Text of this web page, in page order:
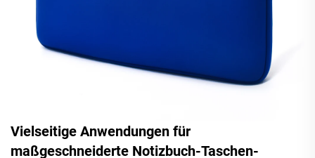
Vielseitige Anwendungen für
maßgeschneiderte Notizbuch-Taschen-